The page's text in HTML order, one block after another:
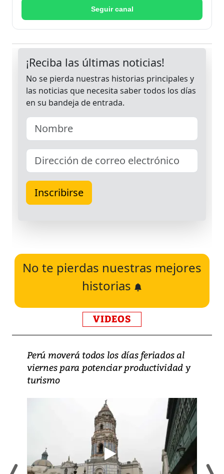
Seguir canal
No te pierdas nuestras mejores
historias
VIDEOS
Perú moverá todos los días feriados al
viernes para potenciar productividad y
turismo